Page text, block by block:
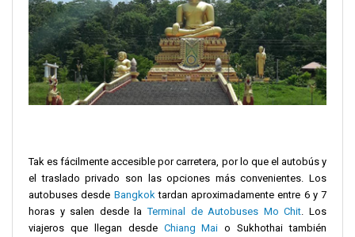
Tak es fácilmente accesible por carretera, por lo que el autobús y
el traslado privado son las opciones más convenientes. Los
autobuses desde Bangkok tardan aproximadamente entre 6 y 7
horas y salen desde laTerminal de Autobuses Mo Chit . Los
viajeros que llegan desde Chiang Mai o Sukhothai también